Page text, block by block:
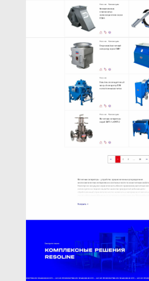
Визуально обезличили
и стилизовали оборудование,
чтобы использовать эти
образы на сайте.
Задействовали 3ds Max
и CINEMA 4D. Использовали
светлую и темно-синюю.
смысл и усилили эстетику.